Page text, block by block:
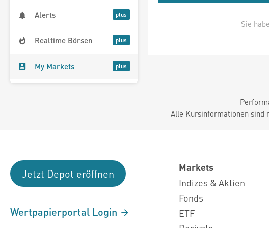
Alerts
Realtime Börsen
My Markets
Sie
Alle Kursinformationen sind
Jetzt Depot eröffnen
Wertpapierportal Login
Markets
Indizes & Aktien
Fonds
ETF